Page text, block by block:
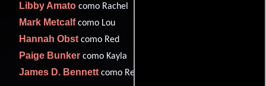
Libby Amato como Rachel
Mark Metcalfcomo Lou
Hannah Obstcomo Red
Paige Bunker como Kayla
James D. Bennettcomo Red's Father